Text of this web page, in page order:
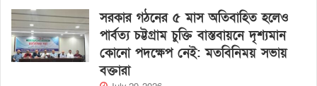
সরকার গঠনের ৫ মাস অতিবাহিত হলেও
পার্বত্য চট্টগ্রাম চুক্তি বাস্তবায়নে দৃশ্যমান
কোনো পদক্ষেপ নেই: মতবিনিময় সভায়
বক্তারা